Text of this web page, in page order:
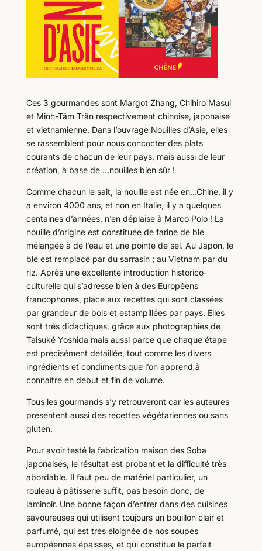
Ces 3 gourmandes sont Margot Zhang, Chihiro Masui
et Minh-Tâm Trân respectivement chinoise, japonaise
et vietnamienne. Dans l’ouvrage Nouilles d’Asie, elles
se rassemblent pour nous concocter des plats
courants de chacun de leur pays, mais aussi de leur
création, à base de …nouilles bien sûr !
Comme chacun le sait, la nouille est née en…Chine, il y
a environ 4000 ans, et non en Italie, il y a quelques
centaines d’années, n’en déplaise à Marco Polo ! La
nouille d’origine est constituée de farine de blé
mélangée à de l’eau et une pointe de sel. Au Japon, le
blé est remplacé par du sarrasin ; au Vietnam par du
riz. Après une excellente introduction historico-
culturelle qui s’adresse bien à des Européens
francophones, place aux recettes qui sont classées
par grandeur de bols et estampillées par pays. Elles
sont très didactiques, grâce aux photographies de
Taisuké Yoshida mais aussi parce que chaque étape
est précisément détaillée, tout comme les divers
ingrédients et condiments que l’on apprend à
connaître en début et fin de volume.
Tous les gourmands s’y retrouveront car les auteures
présentent aussi des recettes végétariennes ou sans
gluten.
Pour avoir testé la fabrication maison des Soba
japonaises, le résultat est probant et la difficulté très
abordable. Il faut peu de matériel particulier, un
rouleau à pâtisserie suffit, pas besoin donc, de
laminoir. Une bonne façon d’entrer dans des cuisines
savoureuses qui utilisent toujours un bouillon clair et
parfumé, qui est très éloignée de nos soupes
européennes épaisses, et qui constitue le parfait